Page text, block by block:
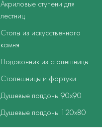
Акриловые ступени для
лестниц
Столы из искусственного
камня
Подоконник из столешницы
Столешницы и фартуки
Душевые поддоны 90х90
Душевые поддоны 120х80